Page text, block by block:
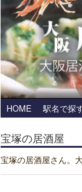
HOME 駅名で探
宝塚の居酒屋
宝塚の居酒屋さん。